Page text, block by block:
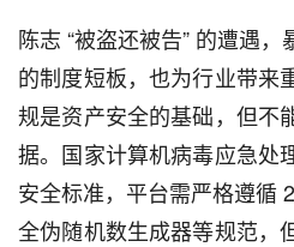
陈志 “被盗还被告” 的遭遇
的制度短板，也为行业带来
规是资产安全的基础，但不
据。国家计算机病毒应急处
安全标准，平台需严格遵循
全伪随机数生成器等规范，